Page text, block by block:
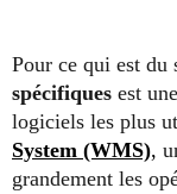
Pour ce qui est du
spécifiques est
logiciels les plus
System (WMS),
grandement les